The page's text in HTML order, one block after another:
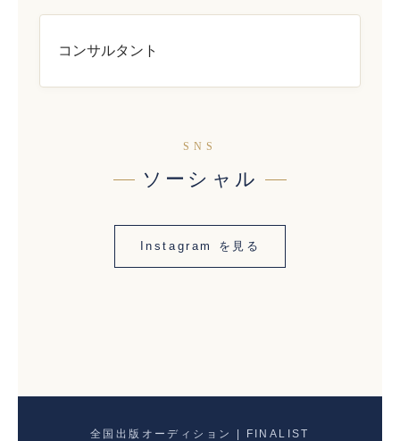
コンサルタント
SNS
ソーシャル
Instagram を見る
全国出版オーディション | FINALIST